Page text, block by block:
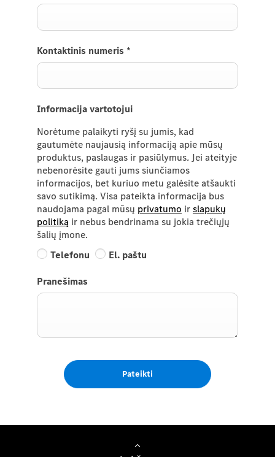
Kontaktinis numeris *
Informacija vartotojui
Norėtume palaikyti ryšį su jumis, kad
gautumėte naujausią informaciją apie mūsų
produktus, paslaugas ir pasiūlymus. Jei ateityje
nebenorėsite gauti jums siunčiamos
informacijos, bet kuriuo metu galėsite atšaukti
savo sutikimą. Visa pateikta informacija bus
naudojama pagal mūsų privatumo irslapukų
politiką ir nebus bendrinama su jokia trečiųjų
šalių įmone.
Telefonu
El. paštu
Pranešimas
Pateikti